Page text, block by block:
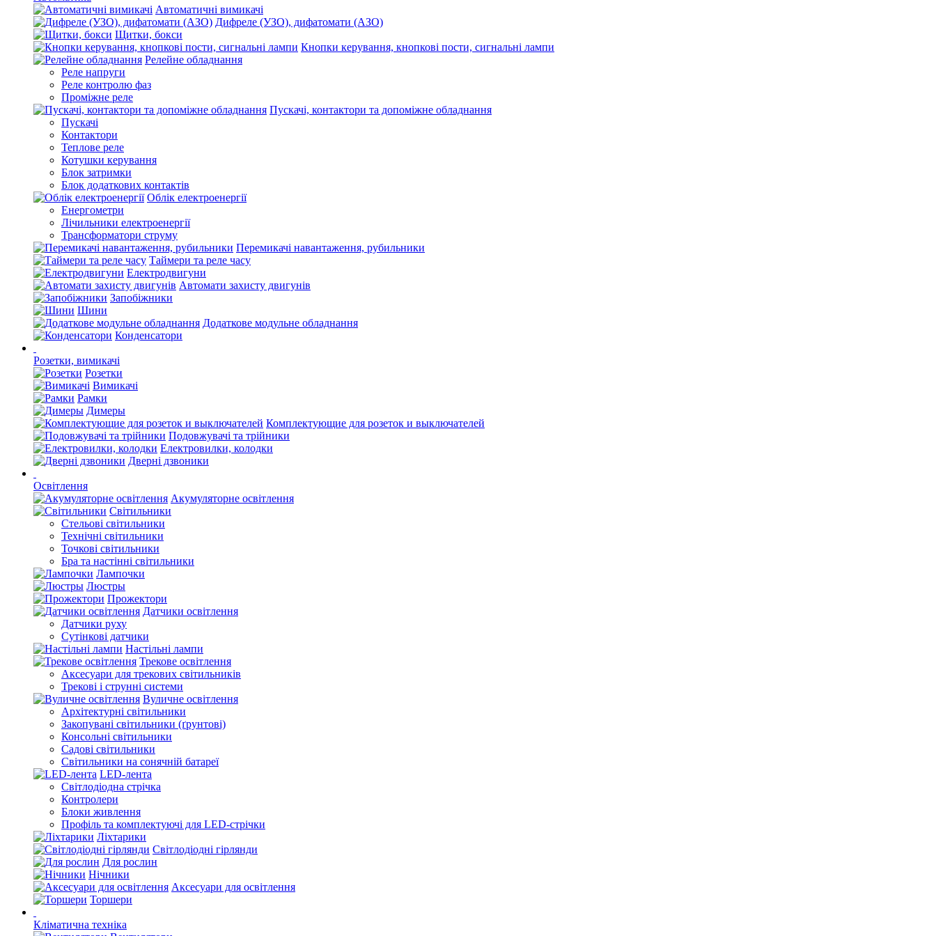
Автоматичні вимикачі
Дифреле (УЗО), дифатомати (АЗО)
Щитки, бокси
Кнопки керування, кнопкові пости, сигнальні лампи
Релейне обладнання
Реле напруги
Реле контролю фаз
Проміжне реле
Пускачі, контактори та допоміжне обладнання
Пускачі
Контактори
Теплове реле
Котушки керування
Блок затримки
Блок додаткових контактів
Облік електроенергії
Енергометри
Лічильники електроенергії
Трансформатори струму
Перемикачі навантаження, рубильники
Таймери та реле часу
Електродвигуни
Автомати захисту двигунів
Запобіжники
Шини
Додаткове модульне обладнання
Конденсатори
Розетки, вимикачі
Розетки
Вимикачі
Рамки
Димеры
Комплектующие для розеток и выключателей
Подовжувачі та трійники
Електровилки, колодки
Дверні дзвоники
Освітлення
Акумуляторне освітлення
Світильники
Стельові світильники
Технічні світильники
Точкові світильники
Бра та настінні світильники
Лампочки
Люстры
Прожектори
Датчики освітлення
Датчики руху
Сутінкові датчики
Настільні лампи
Трекове освітлення
Аксесуари для трекових світильників
Трекові і струнні системи
Вуличне освітлення
Архітектурні світильники
Закопувані світильники (ґрунтові)
Консольні світильники
Садові світильники
Світильники на сонячній батареї
LED-лента
Світлодіодна стрічка
Контролери
Блоки живлення
Профіль та комплектуючі для LED-стрічки
Ліхтарики
Світлодіодні гірлянди
Для рослин
Нічники
Аксесуари для освітлення
Торшери
Кліматична техніка